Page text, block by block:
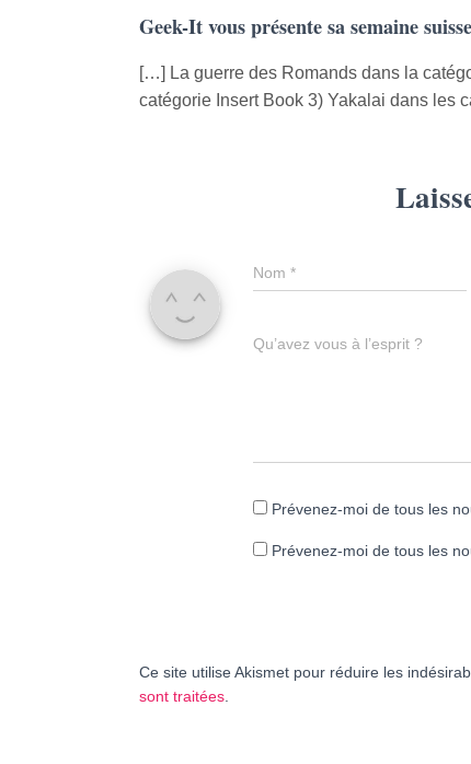
Geek-It vous présente sa semaine
[…] La guerre des Romands dans la
catégorie Insert Book 3) Yakalai dans les
Nom *
Qu’avez vous à l’esprit ?
Prévenez-moi de tous les
Prévenez-moi de tous les
Ce site utilise Akismet pour réduire les
sont traitées